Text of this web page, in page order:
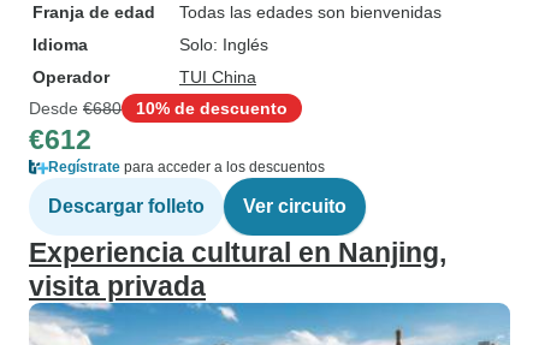
Franja de edad
Todas las edades son bienvenidas
Idioma
Solo: Inglés
Operador
TUI China
Desde €680 10% de descuento
€612
Regístrate para acceder a los descuentos
Descargar folleto Ver circuito
Experiencia cultural en Nanjing,
visita privada